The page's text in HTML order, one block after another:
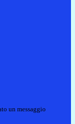
un messaggio